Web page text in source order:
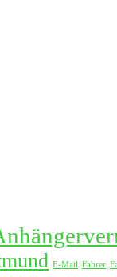
E-Mail Fahrer